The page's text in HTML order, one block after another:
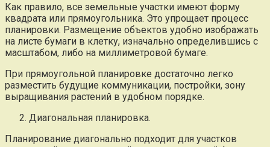
Как правило, все земельные участки имеют форму
квадрата или прямоугольника. Это упрощает процесс
планировки. Размещение объектов удобно изображать
на листе бумаги в клетку, изначально определившись с
масштабом, либо на миллиметровой бумаге.
При прямоугольной планировке достаточно легко
разместить будущие коммуникации, постройки, зону
выращивания растений в удобном порядке.
Диагональная планировка.
Планирование диагонально подходит для участков